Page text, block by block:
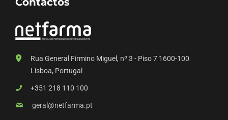
Rua General Firmino Miguel, nº 3 - Piso 7 1600-100
Lisboa, Portugal
+351 218 110 100
geral@netfarma.pt